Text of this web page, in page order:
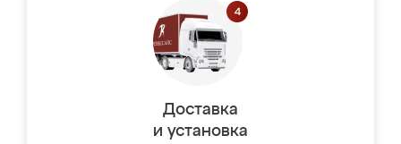
Доставка
и установка